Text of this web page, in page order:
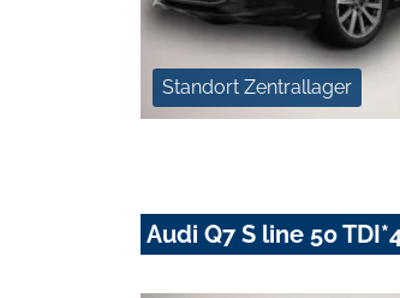
Standort Zentrallager
Audi Q7 S line 50